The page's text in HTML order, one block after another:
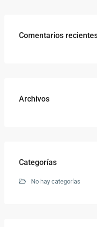
Comentarios
Archivos
Categorías
No hay categorías